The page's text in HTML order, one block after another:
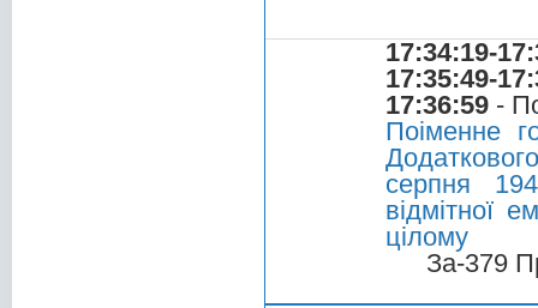
17:34:19-
17:35:49-
17:36:59 -
Поіменне
серпня
відмітної
цілому
За-379